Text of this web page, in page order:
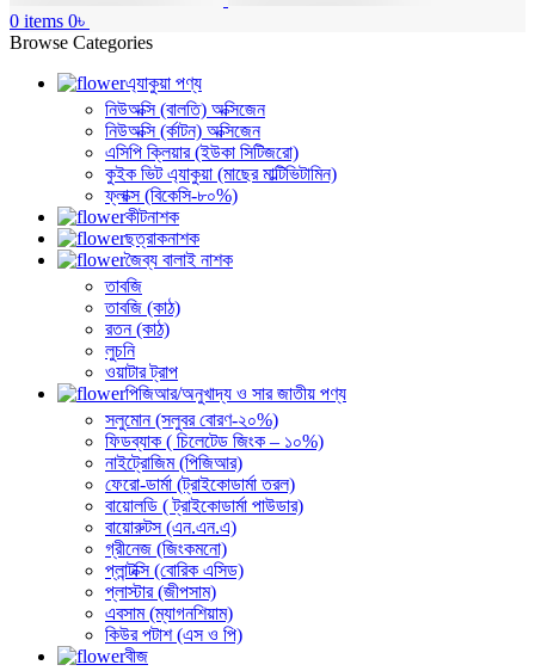
0 items 0৳
Browse Categories
এ্যাকুয়া পণ্য
নিউঅক্সি (বালতি) অক্সিজেন
নিউঅক্সি (র্কাটন) অক্সিজেন
এসিপি ক্লিয়ার (ইউকা সিটিজরো)
কুইক ভিট এ্যাকুয়া (মাছের মাল্টিভিটামিন)
ফ্লাক্স (বিকেসি-৮০%)
কীটনাশক
ছত্রাকনাশক
জৈব্য বালাই নাশক
তাবজি
তাবজি (কাঠ)
রতন (কাঠ)
লুচনি
ওয়াটার ট্রাপ
পিজিআর/অনুখাদ্য ও সার জাতীয় পণ্য
সলুমোন (সলুবর বোরণ-২০%)
ফিডব্যাক ( চিলেটেড জিংক – ১০%)
নাইট্রোজিম (পিজিআর)
ফেরো-ডার্মা (ট্রাইকোডার্মা তরল)
বায়োলডি ( ট্রাইকোডার্মা পাউডার)
বায়োরুটস (এন.এন.এ)
গ্রীনেজ (জিংকমনো)
প্লান্টক্সি (বোরিক এসিড)
প্লাস্টার (জীপসাম)
এবসাম (ম্যাগনশিয়াম)
কিউর পটাশ (এস ও পি)
বীজ